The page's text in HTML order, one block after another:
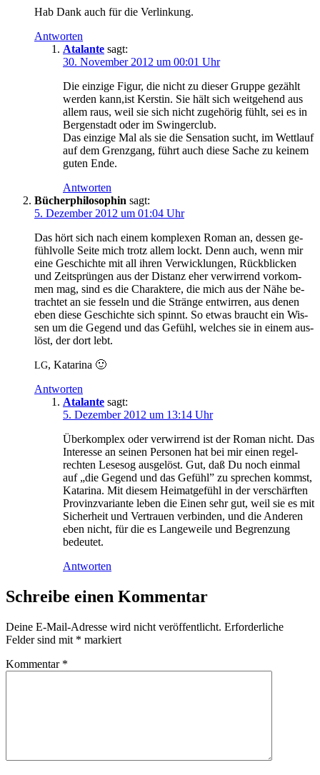
Hab Dank auch für die Verlinkung.
Antworten
Atalante sagt:
30. November 2012 um 00:01 Uhr
Die ein­zi­ge Fi­gur, die nicht zu die­ser Grup­pe ge­zählt
wer­den kann,ist Kers­tin. Sie hält sich weit­ge­hend aus
al­lem raus, weil sie sich nicht zu­ge­hö­rig fühlt, sei es in
Ber­gen­stadt oder im Swingerclub.
Das ein­zi­ge Mal als sie die Sen­sa­ti­on sucht, im Wett­lauf
auf dem Grenz­gang, führt auch die­se Sa­che zu kei­nem
gu­ten Ende.
Antworten
Bücherphilosophin sagt:
5. Dezember 2012 um 01:04 Uhr
Das hört sich nach ei­nem kom­ple­xen Ro­man an, des­sen ge­
fühl­vol­le Sei­te mich trotz al­lem lockt. Denn auch, wenn mir
ei­ne Ge­schich­te mit all ih­ren Ver­wick­lun­gen, Rück­bli­cken
und Zeit­sprün­gen aus der Di­stanz eher ver­wir­rend vor­kom­
men mag, sind es die Cha­rak­te­re, die mich aus der Nä­he be­
trach­tet an sie fes­seln und die Strän­ge ent­wir­ren, aus de­nen
eben die­se Ge­schich­te sich spinnt. So et­was braucht ein Wis­
sen um die Ge­gend und das Ge­fühl, wel­ches sie in ei­nem aus­
löst, der dort lebt.
LG, Ka­ta­ri­na 🙂
Antworten
Atalante sagt:
5. Dezember 2012 um 13:14 Uhr
Über­kom­plex oder ver­wir­rend ist der Ro­man nicht. Das
In­ter­es­se an sei­nen Per­so­nen hat bei mir ei­nen re­gel­
rech­ten Le­se­sog aus­ge­löst. Gut, daß Du noch ein­mal
auf „die Ge­gend und das Ge­fühl” zu spre­chen kommst,
Ka­ta­ri­na. Mit die­sem Hei­mat­ge­fühl in der ver­schärf­ten
Pro­vinz­va­ri­an­te le­ben die Ei­nen sehr gut, weil sie es mit
Si­cher­heit und Ver­trau­en ver­bin­den, und die An­de­ren
eben nicht, für die es Lan­ge­wei­le und Be­gren­zung
bedeutet.
Antworten
Schreibe einen Kommentar
Deine E-Mail-Adresse wird nicht veröffentlicht. Erforderliche
Felder sind mit * markiert
Kommentar *